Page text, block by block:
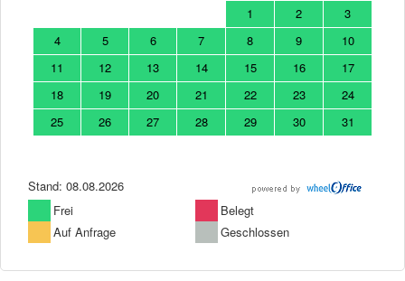
1
2
3
4
5 6 7 8 9
10
11
12 13 14 15 16
17
18
19 20 21 22 23
24
25
26 27 28 29 30 31
Stand: 08.08.2026
Frei
Belegt
Auf Anfrage
Geschlossen